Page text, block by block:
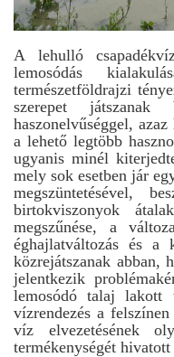
A lehulló
lemosódás
természetföldrajzi
szerepet
haszonelvűséggel,
a lehető legtöbb
ugyanis minél
mely sok esetben jár
megszüntetésével,
birtokviszonyok
megszűnése, a
éghajlatváltozás és a
közrejátszanak abban,
jelentkezik
lemosódó talaj lakott
vízrendezés a
víz elvezetésének
termékenységét